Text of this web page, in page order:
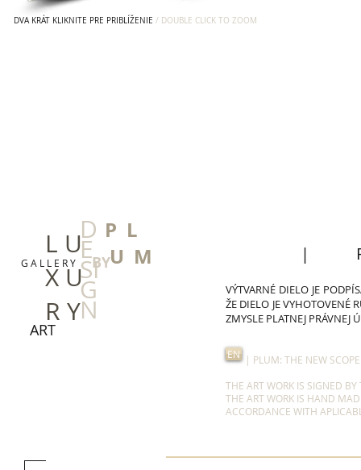
DVA KRÁT KLIKNITE PRE PRIBLÍŽENIE / DOUBLE CLICK TO ZOOM
P L
U M
BY
G A L L E R Y
D
E
SI
G
N
L U
X U
R Y
ART
|
VÝTVARNÉ DIELO JE
ŽE DIELO JE VYHOTOVENÉ
ZMYSLE PLATNEJ PRÁVNEJ
| PLUM: THE NEW SCOPE
THE ART WORK IS SIGNED
THE ART WORK IS HAND
ACCORDANCE WITH
EN